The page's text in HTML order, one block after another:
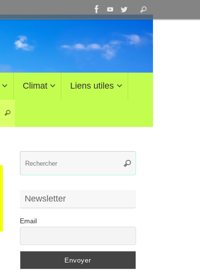
pour
:
Rechercher
Climat Liens utiles
Rechercher
Rechercher
Newsletter
Email